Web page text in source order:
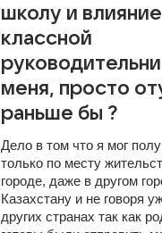
школу и влияние
классной
меня, просто
раньше бы ?
Дело в том что я мог
только по месту
городе, даже в другом
Казахстану и не говоря
других странах так как